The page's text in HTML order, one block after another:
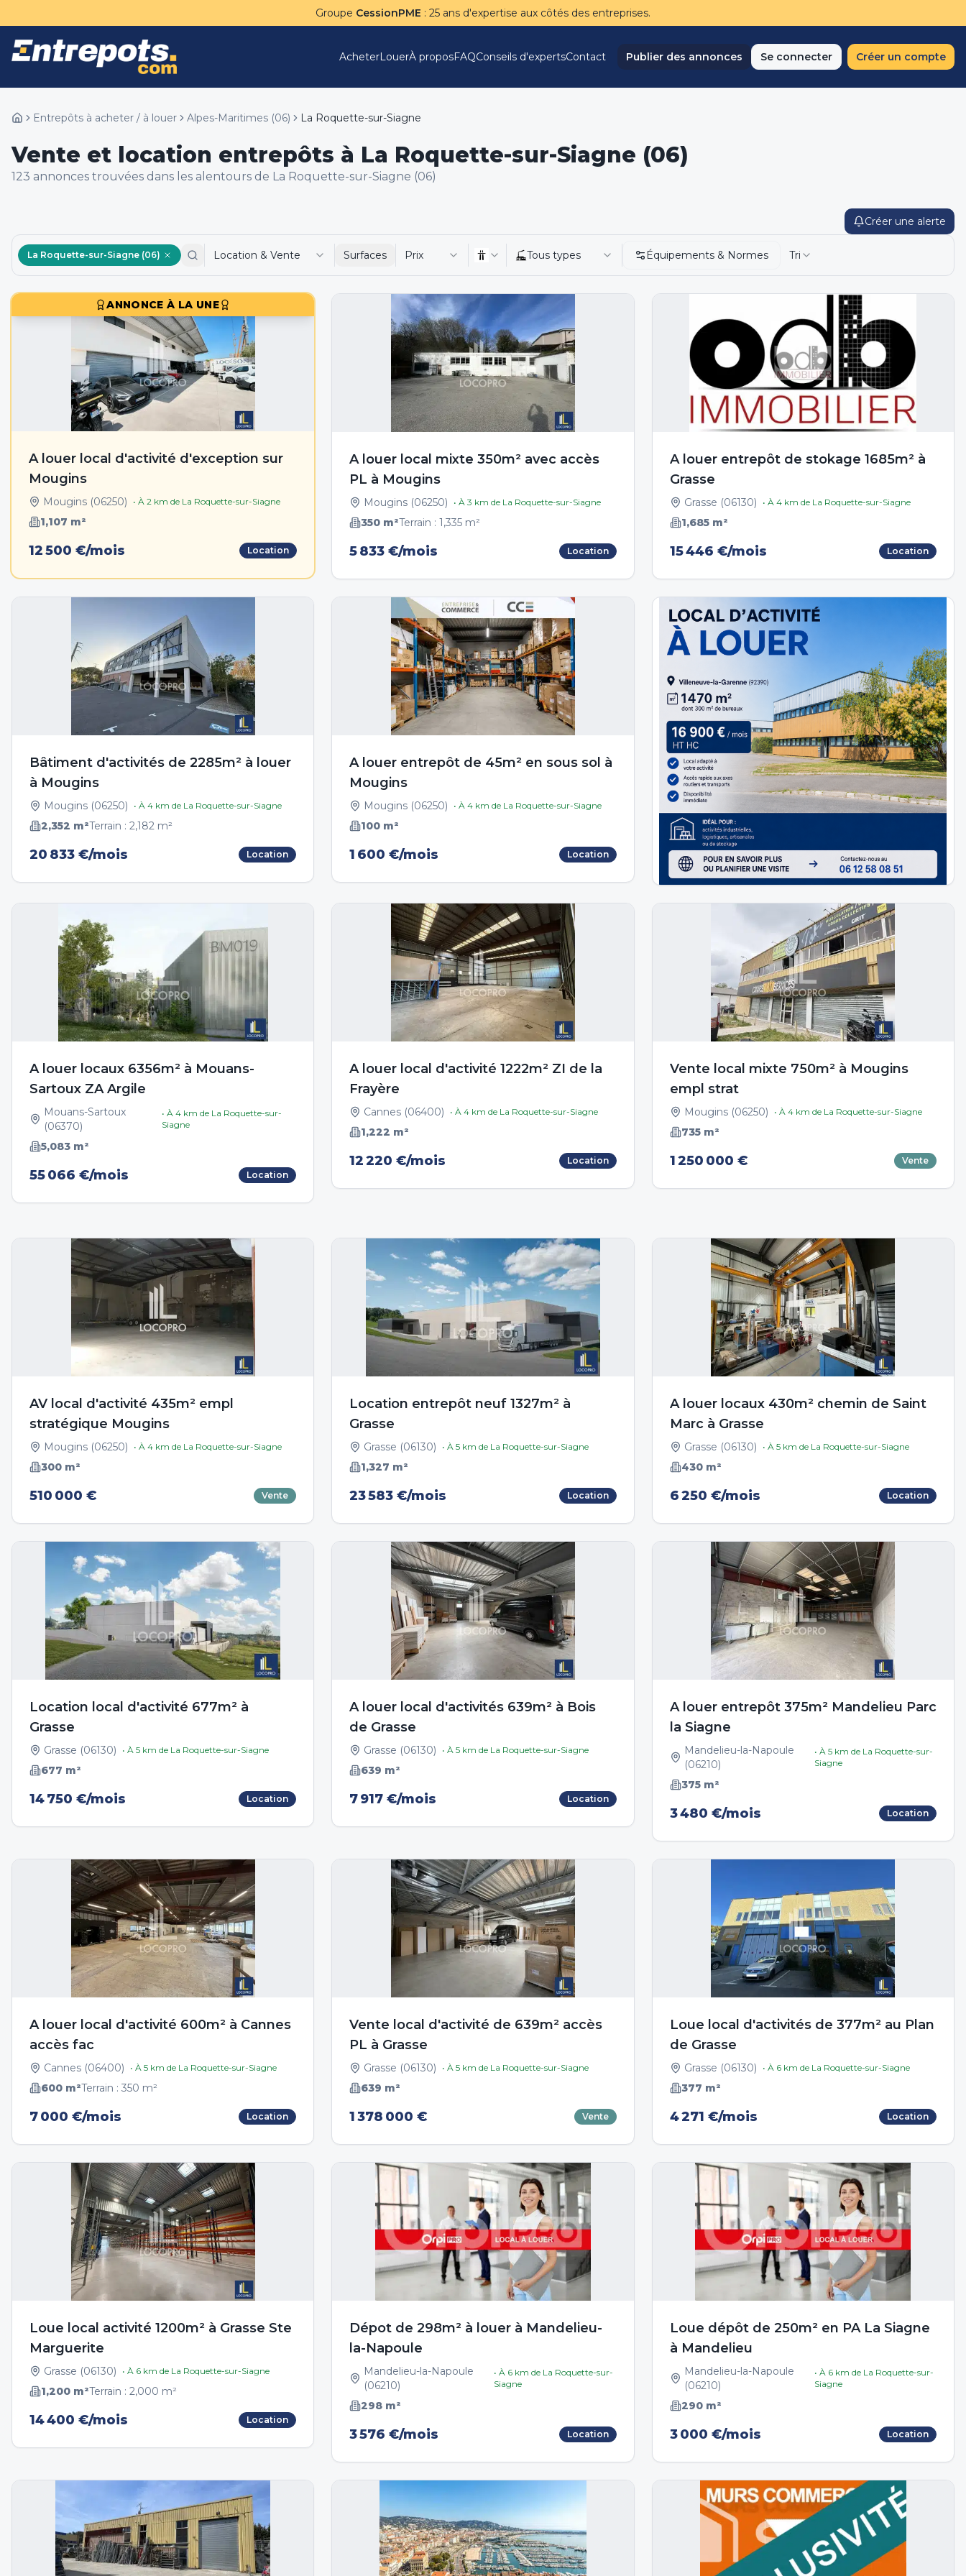
Groupe CessionPME : 25 ans d'expertise aux côtés des entreprises.
AcheterLouerÀ proposFAQConseils d'expertsContact Publier des annonces Se connecter Créer un compte
Entrepôts à acheter / à louer Alpes-Maritimes (06) La Roquette-sur-Siagne
Vente et location entrepôts à La Roquette-sur-Siagne (06)
123 annonces trouvées dans les alentours de La Roquette-sur-Siagne (06)
Créer une alerte
La Roquette-sur-Siagne (06) Location & Vente Surfaces Prix Tous types Équipements & Normes Tri
ANNONCE À LA UNE
A louer local d'activité d'exception sur
Mougins
Mougins (06250) • À 2 km de La Roquette-sur-Siagne
1,107 m²
12 500 €/mois Location
A louer local mixte 350m² avec accès
PL à Mougins
Mougins (06250) • À3 km de La Roquette-sur-Siagne
350 m²Terrain :1,335 m²
5 833 €/mois Location
A louer entrepôt de stokage 1685m² à
Grasse
Grasse (06130) • À 4km de La Roquette-sur-Siagne
1,685m²
15 446 €/mois Location
Bâtiment d'activités de 2285m² à louer
à Mougins
Mougins (06250) • À 4 km de La Roquette-sur-Siagne
2,352 m²Terrain : 2,182 m²
20 833 €/mois Location
A louer entrepôt de 45m² en sous sol à
Mougins
Mougins (06250) • À4 km de La Roquette-sur-Siagne
100 m²
1 600 €/mois Location
A louer locaux 6356m² à Mouans-
Sartoux ZA Argile
Mouans-Sartoux
(06370)
• À4 km de La Roquette-sur-
Siagne
5,083 m²
55 066 €/mois Location
A louer local d'activité 1222m² ZI de la
Frayère
Cannes (06400) • À4 km de La Roquette-sur-Siagne
1,222 m²
12 220 €/mois Location
Vente local mixte 750m² à Mougins
empl strat
Mougins(06250) • À 4km de La Roquette-sur-Siagne
735m²
1 250 000 € Vente
AV local d'activité 435m² empl
stratégique Mougins
Mougins (06250) • À 4 km de La Roquette-sur-Siagne
300 m²
510 000 € Vente
Location entrepôt neuf 1327m² à
Grasse
Grasse (06130) • À5 km de La Roquette-sur-Siagne
1,327 m²
23 583 €/mois Location
A louer locaux 430m² chemin de Saint
Marc à Grasse
Grasse (06130) • À 5km de La Roquette-sur-Siagne
430m²
6 250 €/mois Location
Location local d'activité 677m² à
Grasse
Grasse (06130) • À 5 km de La Roquette-sur-Siagne
677 m²
14 750 €/mois Location
A louer local d'activités 639m² à Bois
de Grasse
Grasse (06130) • À5 km de La Roquette-sur-Siagne
639 m²
7 917 €/mois Location
A louer entrepôt 375m² Mandelieu Parc
la Siagne
Mandelieu-la-Napoule
(06210)
• À 5km de La Roquette-sur-
Siagne
375m²
3 480 €/mois Location
A louer local d'activité 600m² à Cannes
accès fac
Cannes (06400) • À 5 km de La Roquette-sur-Siagne
600 m²Terrain : 350 m²
7 000 €/mois Location
Vente local d'activité de 639m² accès
PL à Grasse
Grasse (06130) • À5 km de La Roquette-sur-Siagne
639 m²
1 378 000 € Vente
Loue local d'activités de 377m² au Plan
de Grasse
Grasse (06130) • À 6km de La Roquette-sur-Siagne
377 m²
4 271 €/mois Location
Loue local activité 1200m² à Grasse Ste
Marguerite
Grasse (06130) • À 6 km de La Roquette-sur-Siagne
1,200 m²Terrain : 2,000 m²
14 400 €/mois Location
Dépot de 298m² à louer à Mandelieu-
la-Napoule
Mandelieu-la-Napoule
(06210)
• À 6 km de La Roquette-sur-
Siagne
298 m²
3 576 €/mois Location
Loue dépôt de 250m² en PA La Siagne
à Mandelieu
Mandelieu-la-Napoule
(06210)
• À 6km de La Roquette-sur-
Siagne
290m²
3 000 €/mois Location